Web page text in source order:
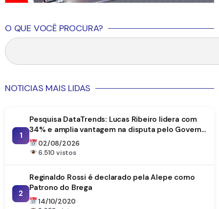
O QUE VOCÊ PROCURA?
NOTICIAS MAIS LIDAS
1
Pesquisa DataTrends: Lucas Ribeiro lidera com
34% e amplia vantagem na disputa pelo Governo
da Paraíba
02/08/2026
6.510 vistos
2
Reginaldo Rossi é declarado pela Alepe como
Patrono do Brega
14/10/2020